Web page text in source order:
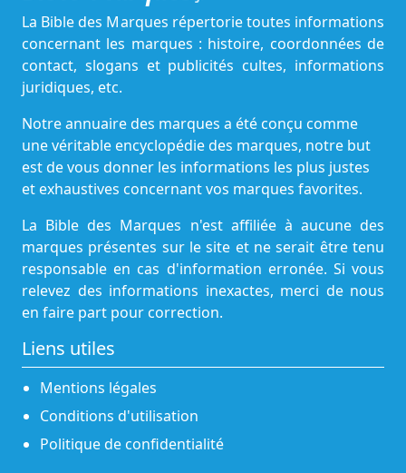
La Bible des Marques répertorie toutes informations
concernant les marques : histoire, coordonnées de
contact, slogans et publicités cultes, informations
juridiques, etc.
Notre annuaire des marques a été conçu comme
une véritable encyclopédie des marques, notre but
est de vous donner les informations les plus justes
et exhaustives concernant vos marques favorites.
La Bible des Marques n'est affiliée à aucune des
marques présentes sur le site et ne serait être tenu
responsable en cas d'information erronée. Si vous
relevez des informations inexactes, merci de nous
en faire part pour correction.
Liens utiles
Mentions légales
Conditions d'utilisation
Politique de confidentialité